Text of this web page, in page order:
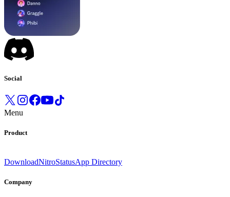
Social
Menu
Product
DownloadNitroStatusApp Directory
Company